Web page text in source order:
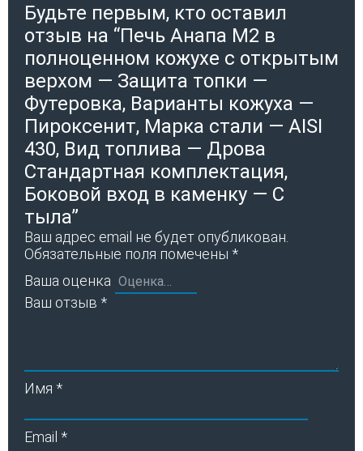
Будьте первым, кто оставил
отзыв на “Печь Анапа М2 в
полноценном кожухе с открытым
верхом — Защита топки —
Футеровка, Варианты кожуха —
Пироксенит, Марка стали — AISI
430, Вид топлива — Дрова
Стандартная комплектация,
Боковой вход в каменку — С
тыла”
Ваш адрес email не будет опубликован.
Обязательные поля помечены *
Ваша оценка
Ваш отзыв *
Имя *
Email *